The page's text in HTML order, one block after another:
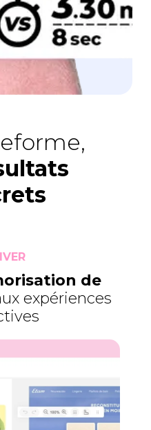
de
expériences